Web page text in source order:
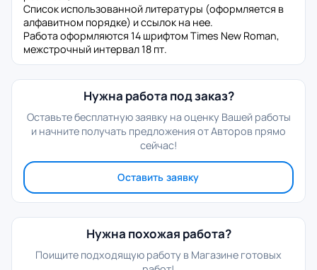
Список использованной литературы (оформляется в
алфавитном порядке) и ссылок на нее.
Работа оформляются 14 шрифтом Times New Roman,
межстрочный интервал 18 пт.
Нужна работа под заказ?
Оставьте бесплатную заявку на оценку Вашей работы
и начните получать предложения от Авторов прямо
сейчас!
Оставить заявку
Нужна похожая работа?
Поищите подходящую работу в Магазине готовых